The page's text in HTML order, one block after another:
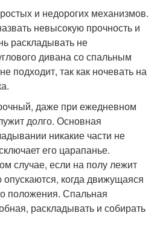
и недорогих механизмов.
невысокую прочность и
раскладывать не
дивана со спальным
подходит, так как ночевать на
даже при ежедневном
долго. Основная
никакие части не
его царапанье.
случае, если на полу лежит
когда движущаяся
положения. Спальная
раскладывать и собирать